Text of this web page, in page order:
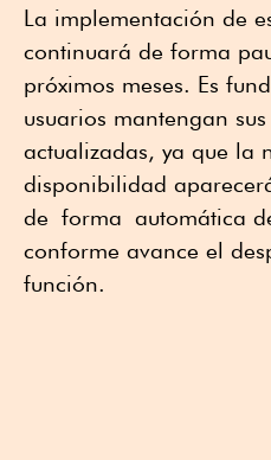
La implementación de
continuará de forma
próximos meses. Es
usuarios mantengan
actualizadas, ya que la
disponibilidad
de forma automática
conforme avance el
función.